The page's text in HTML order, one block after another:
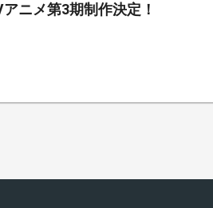
ニメ第3期制作決定！